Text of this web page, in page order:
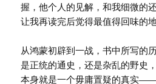
握，他个人的见解，和我细微的
让我再读完后觉得最值得回味的地
从鸿蒙初辟到一战，书中所写的
是正统的通史，还是杂乱的野史
本身就是一个毋庸置疑的真实